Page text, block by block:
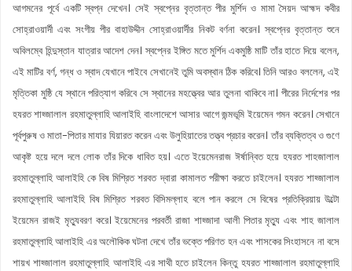
আগমনের পূর্বে একটি স্বপ্ন দেখেন। সেই স্বপ্নের বৃত্তান্ত পীর মুর্শিদ ও মামা সৈয়দ আহ্মদ কবীর
সোহ্রাওয়ার্দী এবং সংগীয় পীর বাহাউদ্দীন সোহ্রাওয়ার্দীর নিকট বর্ণনা করেন। স্বপ্নের বৃত্তান্ত শুনে
অবিলম্বে হিন্দুস্তান যাত্রার আদেশ দেন। স্বপ্নের ইঙ্গিত মতে মুর্শিদ একমুষ্ঠি মাটি তাঁর হাতে দিয়ে বলেন,
এই মাটির বর্ণ, গন্ধ ও স্বাদ যেখানে পাইবে সেখানেই তুমি অবস্থান ঠিক করিবে। তিনি আরও বললেন, এই
মৃত্তিকা মুষ্ঠি যে স্থানে পরিত্যাগ করিবে সে স্থানের মহত্ত্বের আর তুলনা থাকিবে না। পীরের নির্দেশের পর
হযরত শাহ্জালাল রহমাতুল্লাহি আলাইহি বাংলাদেশে আসার আগে জন্মভূমি ইয়েমেন গমন করেন। সেখানে
পূর্বপুরুষ ও মাতা-পিতার মাযার যিয়ারত করেন এবং উলুহিয়াতের তত্ত্ব প্রচার করেন। তাঁর ব্যক্তিত্ব ও গুণে
আকৃষ্ট হয়ে দলে দলে লোক তাঁর দিকে ধাবিত হয়। এতে ইয়েমেনরাজ ঈর্ষান্বিত হয়ে হযরত শাহজালাল
রহমাতুল্লাহি আলাইহি কে বিষ মিশ্রিত শরবত দ্বারা কামালত পরীক্ষা করতে চাইলেন। হযরত শাহ্জালাল
রহমাতুল্লাহি আলাইহি বিষ মিশ্রিত শরবত বিসিমল্লাহ বলে পান করলে সে বিষের প্রতিক্রিয়ায় উল্টো
ইয়েমেন রাজই মৃত্যুবরণ করে। ইয়েমেনের পরবর্তী রাজা শাহ্জাদা আলী পিতার মৃত্যু এবং শাহ জালাল
রহমাতুল্লাহি আলাইহি এর অলৌকিক ঘটনা দেখে তাঁর ভক্তে পরিণত হন এবং শাসকের সিংহাসনে না বসে
শায়খ শাহ্জালাল রহমাতুল্লাহি আলাইহি এর সাথী হতে চাইলেন কিন্তু হযরত শাহ্জালাল রহমাতুল্লাহি